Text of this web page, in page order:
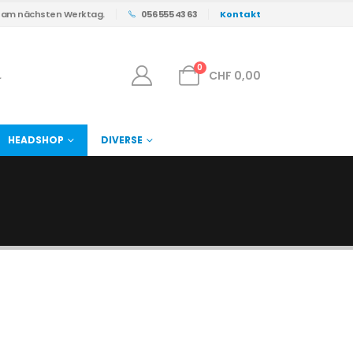
nächsten Werktag. 056 555 43 63 Kontakt
0
CHF 0,00
HEADSHOP DIVERSE